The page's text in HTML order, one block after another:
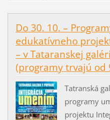
Do 30. 10. –
edukatívneho
– v Tataranskej
(programy trvajú od
Tatranská
programy
projektu